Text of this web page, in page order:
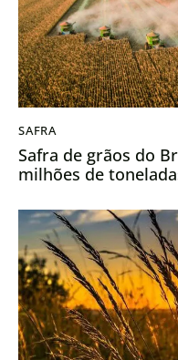
SAFRA
Safra de grãos do
milhões de